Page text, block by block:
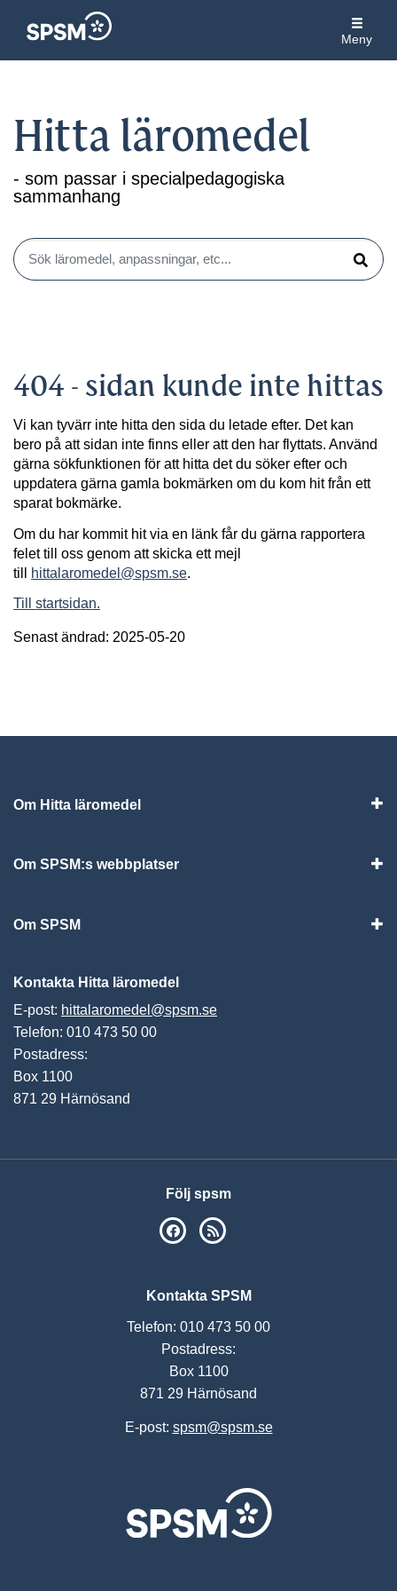
Meny
Hitta läromedel
- som passar i specialpedagogiska
sammanhang
Sök läromedel, anpassningar, etc...
Sök
404 - sidan kunde inte hittas
Vi kan tyvärr inte hitta den sida du letade efter. Det kan
bero på att sidan inte finns eller att den har flyttats. Använd
gärna sökfunktionen för att hitta det du söker efter och
uppdatera gärna gamla bokmärken om du kom hit från ett
sparat bokmärke.
Om du har kommit hit via en länk får du gärna rapportera
felet till oss genom att skicka ett mejl
till
hittalaromedel@spsm.se.
Till startsidan.
Senast ändrad: 2025-05-20
Om Hitta läromedel
Om SPSM:s webbplatser
Om SPSM
Kontakta Hitta läromedel
E-post: hittalaromedel@spsm.se
Telefon: 010 473 50 00
Postadress:
Box 1100
871 29 Härnösand
Följ spsm
SPSM på Facebook
Kontakta SPSM
Telefon: 010 473 50 00
Postadress:
Box 1100
871 29 Härnösand
E-post: spsm@spsm.se